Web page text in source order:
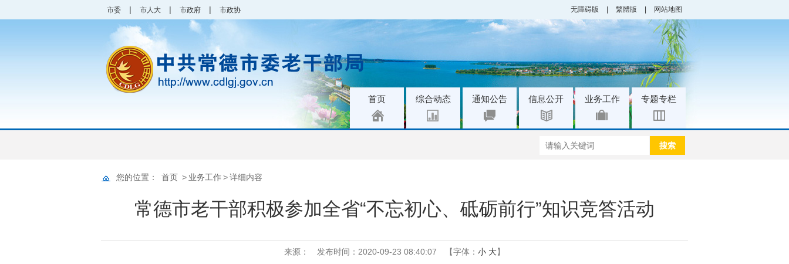
市委 | 市人大 | 市政府 | 市政协 无障碍版 繁體版 网站地图
首页 综合动态 通知公告 信息公开 业务工作 专题专栏
搜索
您的位置： 首页 > 业务工作>详细内容
常德市老干部积极参加全省“不忘初心、砥砺前行”知识竞答活动
来源： 发布时间：2020-09-23 08:40:07 【字体： 小 大】